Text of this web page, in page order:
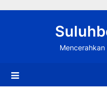
Mencerahkan